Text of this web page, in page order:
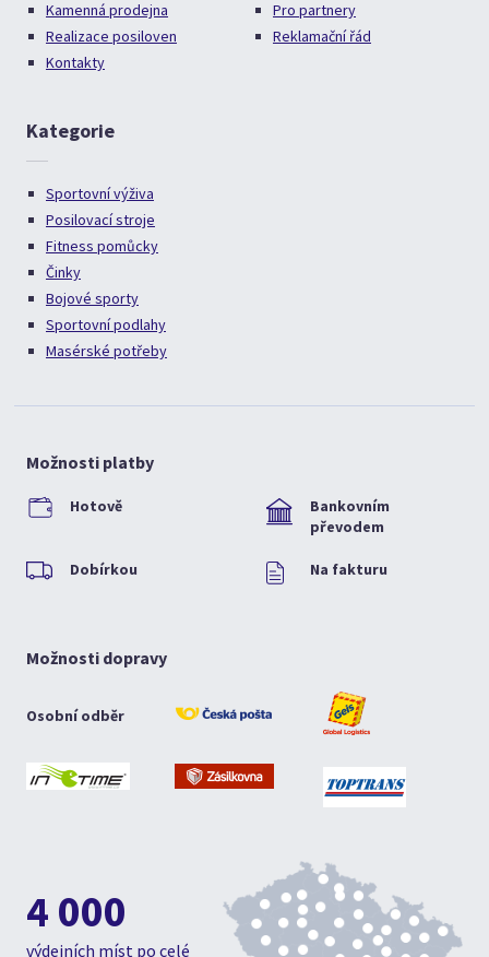
Kamenná prodejna
Realizace posiloven
Kontakty
Pro partnery
Reklamační řád
Kategorie
Sportovní výživa
Posilovací stroje
Fitness pomůcky
Činky
Bojové sporty
Sportovní podlahy
Masérské potřeby
Možnosti platby
Hotově
Bankovním
převodem
Dobírkou Na fakturu
Možnosti dopravy
Osobní odběr
4 000
výdejních míst po celé